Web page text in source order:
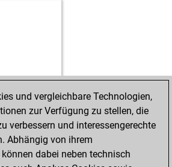
und vergleichbare Technologien,
zur Verfügung zu stellen, die
verbessern und interessengerechte
Abhängig von ihrem
dabei neben technisch